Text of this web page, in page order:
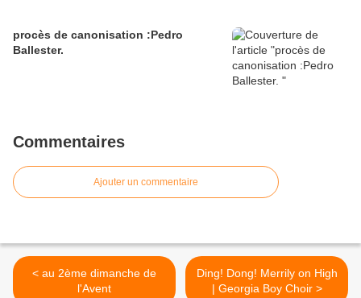
procès de canonisation :Pedro
Ballester.
Commentaires
Ajouter un commentaire
< au 2ème dimanche de
l'Avent
Ding! Dong! Merrily on High
| Georgia Boy Choir >